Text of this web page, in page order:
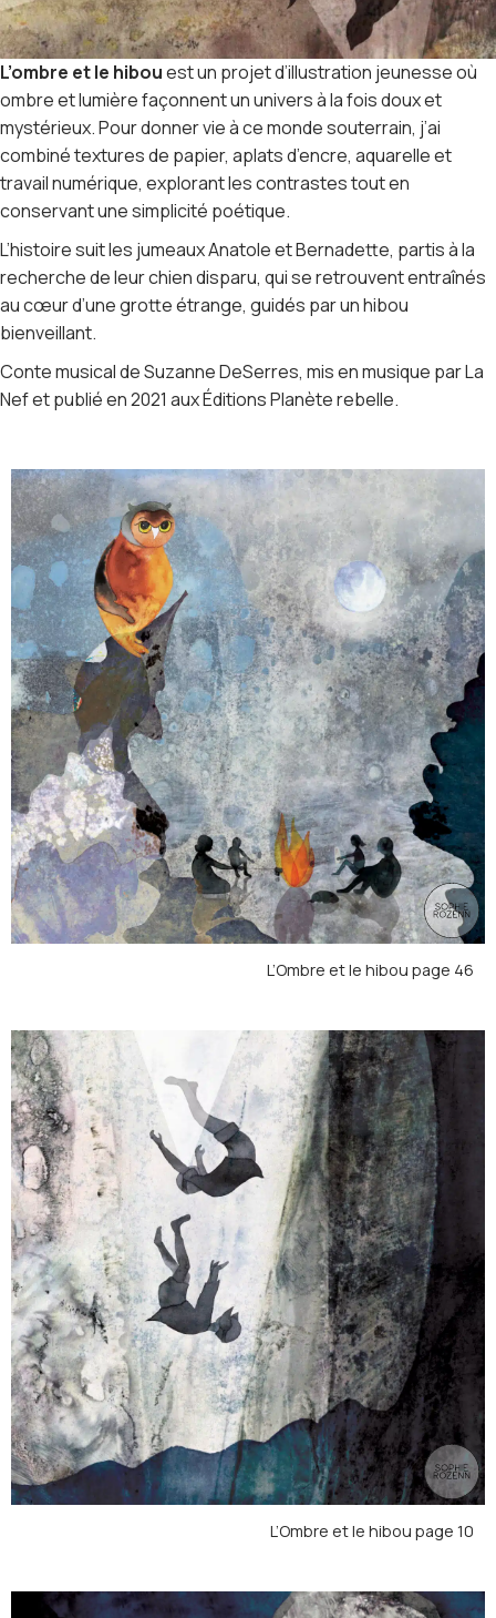
L’ombre et le hibouest un projet d’illustration jeunesse où
ombre et lumière façonnent un univers à la fois doux et
mystérieux. Pour donner vie à ce monde souterrain, j’ai
combiné textures de papier, aplats d’encre, aquarelle et
travail numérique, explorant les contrastes tout en
conservant une simplicité poétique.
L’histoire suit les jumeaux Anatole et Bernadette, partis à la
recherche de leur chien disparu, qui se retrouvent entraînés
au cœur d’une grotte étrange, guidés par un hibou
bienveillant.
Conte musical de Suzanne DeSerres, mis en musique par La
Nef et publié en 2021 aux Éditions Planète rebelle.
L’Ombre et le hibou page 46
L’Ombre et le hibou page 10